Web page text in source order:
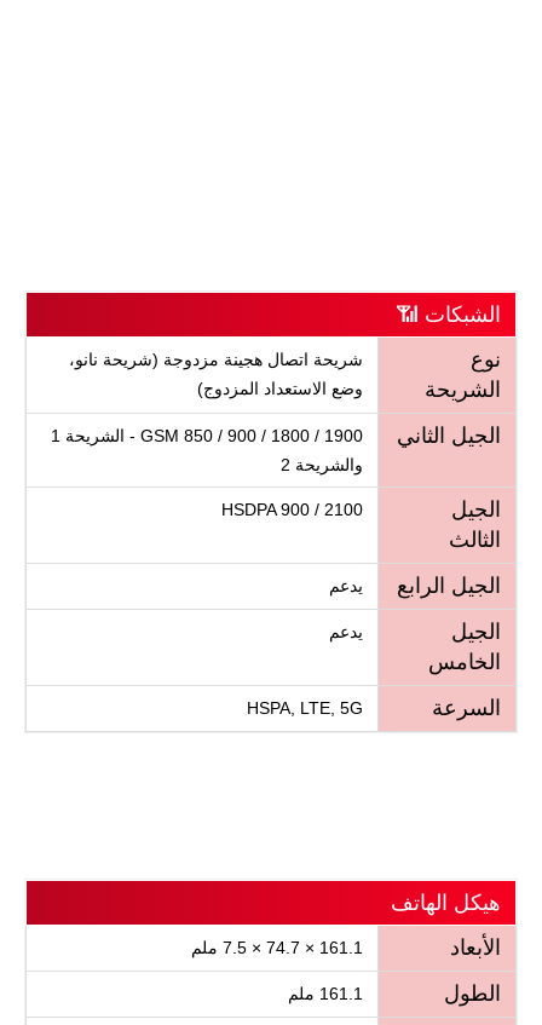
الشبكات 📶
نوع
الشريحة
شريحة اتصال هجينة مزدوجة (شريحة نانو،
وضع الاستعداد المزدوج)
الجيل الثاني
GSM 850 / 900 / 1800 / 1900 - الشريحة 1
والشريحة 2
الجيل
الثالث
HSDPA 900 / 2100
الجيل الرابع يدعم
الجيل
الخامس
يدعم
السرعة HSPA, LTE, 5G
هيكل الهاتف
الأبعاد
161.1 × 74.7 × 7.5 ملم
الطول 161.1 ملم